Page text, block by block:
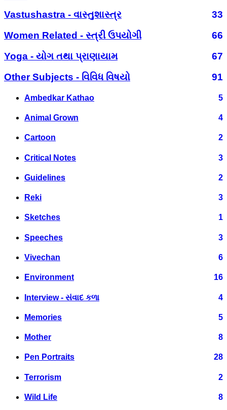
Vastushastra - વાસ્તુશાસ્ત્ર
33
Women Related - સ્ત્રી ઉપયોગી
66
Yoga - યોગ તથા પ્રાણાયામ
67
Other Subjects - વિવિધ વિષયો
91
Ambedkar Kathao 5
Animal Grown 4
Cartoon 2
Critical Notes 3
Guidelines 2
Reki 3
Sketches 1
Speeches 3
Vivechan 6
Environment 16
Interview - સંવાદ કળા 4
Memories 5
Mother 8
Pen Portraits 28
Terrorism 2
Wild Life 8